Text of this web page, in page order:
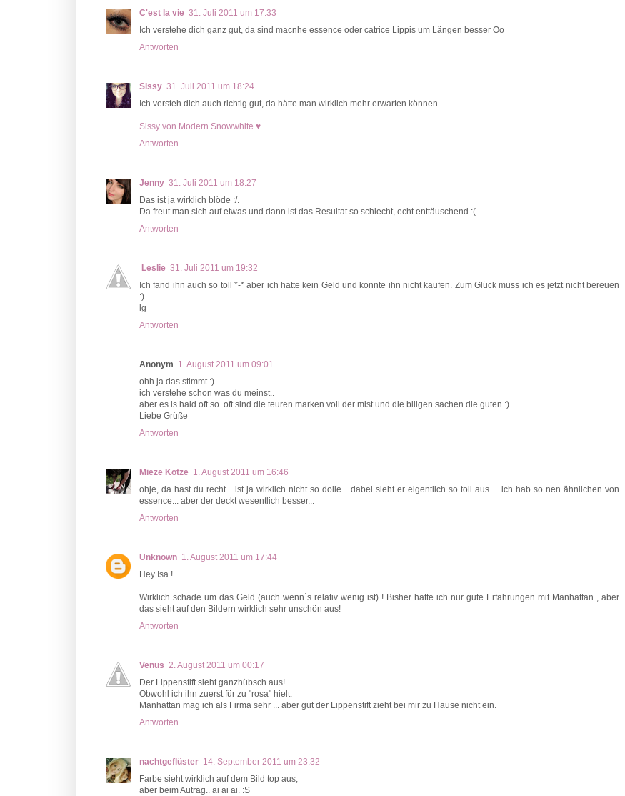
C'est la vie 31. Juli 2011 um 17:33
Ich verstehe dich ganz gut, da sind macnhe essence oder catrice Lippis um Längen besser Oo
Antworten
Sissy 31. Juli 2011 um 18:24
Ich versteh dich auch richtig gut, da hätte man wirklich mehr erwarten können...
Sissy von Modern Snowwhite ♥
Antworten
Jenny 31. Juli 2011 um 18:27
Das ist ja wirklich blöde :/.
Da freut man sich auf etwas und dann ist das Resultat so schlecht, echt enttäuschend :(.
Antworten
Leslie 31. Juli 2011 um 19:32
Ich fand ihn auch so toll *-* aber ich hatte kein Geld und konnte ihn nicht kaufen. Zum Glück muss ich es jetzt nicht bereuen
:)
lg
Antworten
Anonym 1. August 2011 um 09:01
ohh ja das stimmt :)
ich verstehe schon was du meinst..
aber es is hald oft so. oft sind die teuren marken voll der mist und die billgen sachen die guten :)
Liebe Grüße
Antworten
Mieze Kotze 1. August 2011 um 16:46
ohje, da hast du recht... ist ja wirklich nicht so dolle... dabei sieht er eigentlich so toll aus ... ich hab so nen ähnlichen von
essence... aber der deckt wesentlich besser...
Antworten
Unknown 1. August 2011 um 17:44
Hey Isa !
Wirklich schade um das Geld (auch wenn´s relativ wenig ist) ! Bisher hatte ich nur gute Erfahrungen mit Manhattan , aber
das sieht auf den Bildern wirklich sehr unschön aus!
Antworten
Venus 2. August 2011 um 00:17
Der Lippenstift sieht ganzhübsch aus!
Obwohl ich ihn zuerst für zu "rosa" hielt.
Manhattan mag ich als Firma sehr ... aber gut der Lippenstift zieht bei mir zu Hause nicht ein.
Antworten
nachtgeflüster 14. September 2011 um 23:32
Farbe sieht wirklich auf dem Bild top aus,
aber beim Autrag.. ai ai ai. :S